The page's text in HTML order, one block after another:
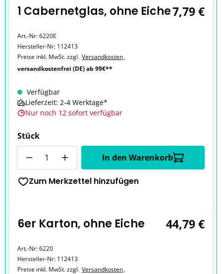
1 Cabernetglas, ohne Eiche7,79 €
Art.-Nr:6220E
Hersteller-Nr: 112413
Preise inkl. MwSt. zzgl. Versandkosten,
versandkostenfrei (DE) ab 99€**
Verfügbar
Lieferzeit: 2-4 Werktage*
Nur noch 12 sofort verfügbar
Stück
In den Warenkorb
Zum Merkzettel hinzufügen
6er Karton, ohne Eiche 44,79 €
Art.-Nr:6220
Hersteller-Nr: 112413
Preise inkl. MwSt. zzgl. Versandkosten,